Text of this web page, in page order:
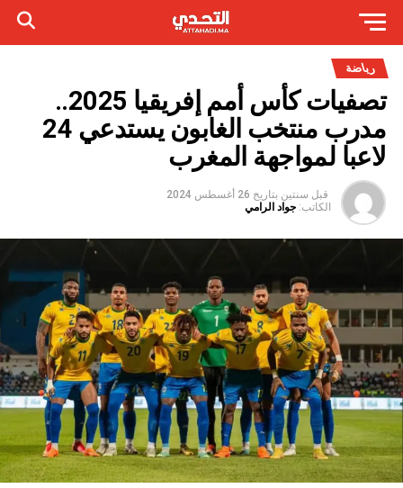
رياضة
تصفيات كأس أمم إفريقيا 2025..
مدرب منتخب الغابون يستدعي 24
لاعبا لمواجهة المغرب
قبل سنتين بتاريخ 26 أغسطس 2024
الكاتب: جواد الرامي